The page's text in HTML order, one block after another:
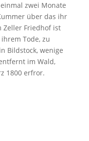
zwei Monate
über das ihr
Zeller Friedhof ist
Tode, zu
Bildstock, wenige
im Wald,
1800 erfror.